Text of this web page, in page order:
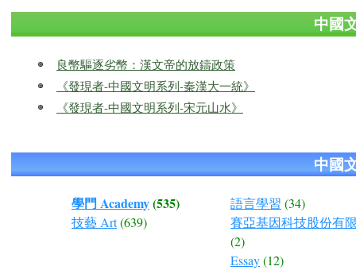
中國
良幣驅逐劣幣：漢文帝的放鑄政策
《發現者-中國文明系列-秦漢大一統》
《發現者-中國文明系列-宋元山水》
中國
學門 Academy(535)
技藝 Art(639)
語言學習 (34)
賽亞基因科技股份有
(2)
Essay(12)